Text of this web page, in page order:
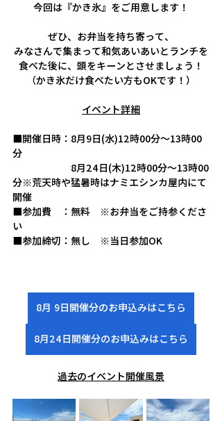
今回は『かき氷』をご用意します！
ぜひ、お弁当を持ち寄って、
みなさんで集まって和気あいあいとランチを
食べた後に、頭をキーンとさせましょう！
（かき氷だけ食べたい方もOKです！）
イベント詳細
■開催日時：8月9日(水)12時00分～13時00
分
8月24日(木)12時00分～13時00
分※荒天時や猛暑時はナミエシンカ屋内にて
開催
■参加費　：無料　※お弁当をご持参くださ
い
■参加締切：無し　※当日参加OK
8月 9日開催分のお申込みはこちら
8月24日開催分のお申込みはこちら
過去のイベント開催風景